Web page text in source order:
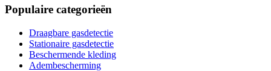
Populaire categorieën
Draagbare gasdetectie
Stationaire gasdetectie
Beschermende kleding
Adembescherming